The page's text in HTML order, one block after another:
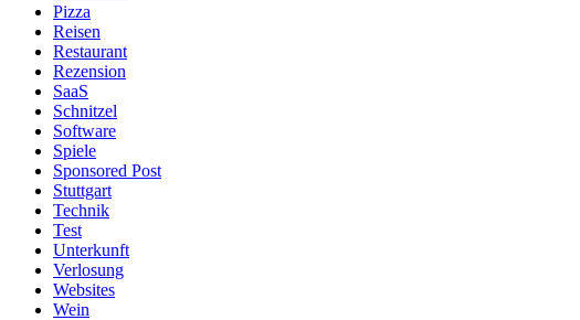
Pizza
Reisen
Restaurant
Rezension
SaaS
Schnitzel
Software
Spiele
Sponsored Post
Stuttgart
Technik
Test
Unterkunft
Verlosung
Websites
Wein